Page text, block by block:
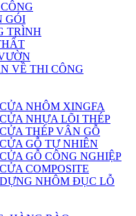
GÓI
TRÌNH
VỀ THI CÔNG
NHÔM XINGFA
NHỰA LÕI THÉP
THÉP VÂN GỖ
GỖ TỰ NHIÊN
GỖ CÔNG NGHIỆP
COMPOSITE
NHÔM ĐỤC LỖ